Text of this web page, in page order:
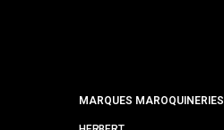
MARQUES MAROQUINERIES